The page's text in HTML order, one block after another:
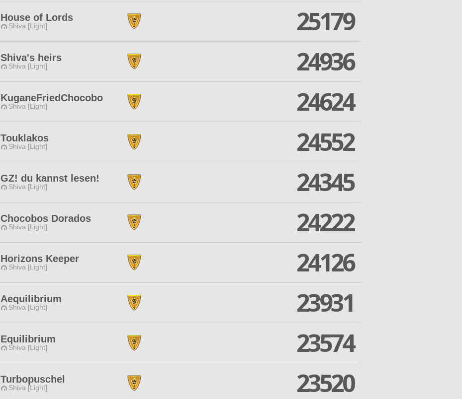
House of Lords
Shiva [Light]
25179
Shiva's heirs
Shiva [Light]
24936
KuganeFriedChocobo
Shiva [Light]
24624
Touklakos
Shiva [Light]
24552
GZ! du kannst lesen!
Shiva [Light]
24345
Chocobos Dorados
Shiva [Light]
24222
Horizons Keeper
Shiva [Light]
24126
Aequilibrium
Shiva [Light]
23931
Equilibrium
Shiva [Light]
23574
Turbopuschel
Shiva [Light]
23520